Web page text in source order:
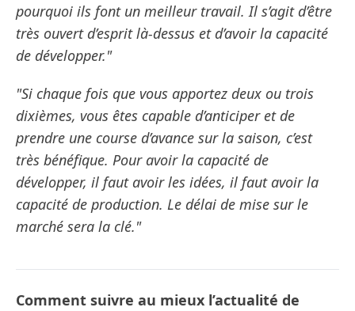
pourquoi ils font un meilleur travail. Il s’agit d’être
très ouvert d’esprit là-dessus et d’avoir la capacité
de développer."
"Si chaque fois que vous apportez deux ou trois
dixièmes, vous êtes capable d’anticiper et de
prendre une course d’avance sur la saison, c’est
très bénéfique. Pour avoir la capacité de
développer, il faut avoir les idées, il faut avoir la
capacité de production. Le délai de mise sur le
marché sera la clé."
Comment suivre au mieux l’actualité de